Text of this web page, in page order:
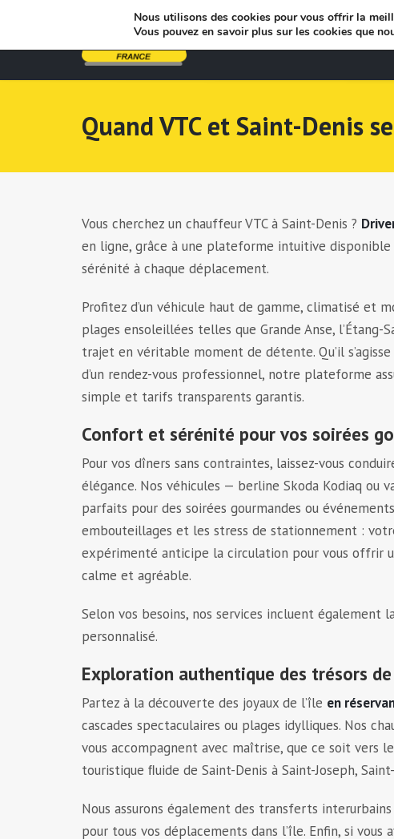
Quand VTC et Saint-Denis
Vous cherchez un chauffeur VTC à Saint-Denis ?
en ligne, grâce à une plateforme intuitive
sérénité à chaque déplacement.
Profitez d’un véhicule haut de gamme, climatisé et
plages ensoleillées telles que Grande Anse,
trajet en véritable moment de détente. Qu’il
d’un rendez-vous professionnel, notre plateforme
simple et tarifs transparents garantis.
Confort et sérénité pour vos soirées
Pour vos dîners sans contraintes, laissez-vous
élégance. Nos véhicules — berline Skoda Kodiaq ou
parfaits pour des soirées gourmandes ou
embouteillages et les stress de stationnement :
expérimenté anticipe la circulation pour vous offrir
calme et agréable.
Selon vos besoins, nos services incluent également
personnalisé.
Exploration authentique des trésors de
Partez à la découverte des joyaux de l’île en
cascades spectaculaires ou plages idylliques. Nos
vous accompagnent avec maîtrise, que ce soit vers
touristique ﬂuide de Saint-Denis à Saint-Joseph,
Nous assurons également des transferts
pour tous vos déplacements dans l’île. Enfin, si
Nous utilisons des cookies pour vous offrir la
Vous pouvez en savoir plus sur les cookies que